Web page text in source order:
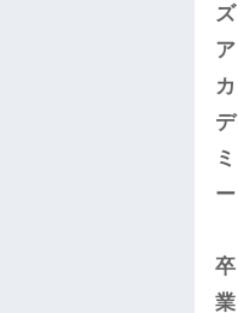
ズ
ア
カ
デ
ミ
ー
卒
業